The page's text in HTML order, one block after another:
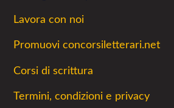
Lavora con noi
Promuovi concorsiletterari.net
Corsi di scrittura
Termini, condizioni e privacy